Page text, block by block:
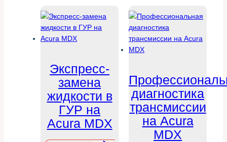
Экспресс-
замена
жидкости в
ГУР на
Acura MDX
диагностика
трансмиссии
на Acura
MDX